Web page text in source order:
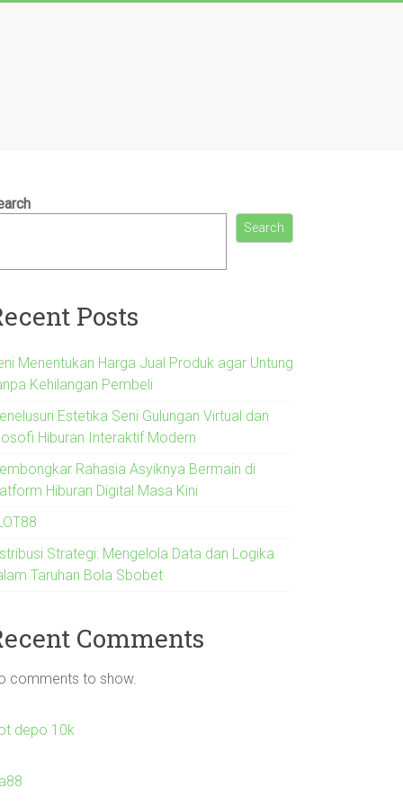
Search
Posts
Menentukan Harga Jual Produk agar Untung
Kehilangan Pembeli
Estetika Seni Gulungan Virtual dan
Hiburan Interaktif Modern
Rahasia Asyiknya Bermain di
Hiburan Digital Masa Kini
Strategi: Mengelola Data dan Logika
Taruhan Bola Sbobet
Comments
comments to show.
depo 10k